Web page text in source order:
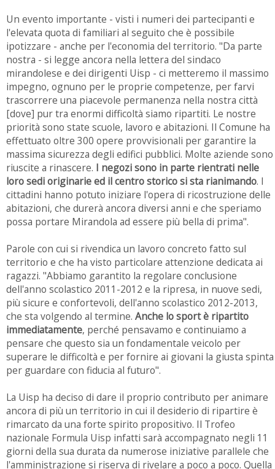
Un evento importante - visti i numeri dei partecipanti e
l'elevata quota di familiari al seguito che è possibile
ipotizzare - anche per l'economia del territorio. "Da parte
nostra - si legge ancora nella lettera del sindaco
mirandolese e dei dirigenti Uisp - ci metteremo il massimo
impegno, ognuno per le proprie competenze, per farvi
trascorrere una piacevole permanenza nella nostra città
[dove] pur tra enormi difficoltà siamo ripartiti. Le nostre
priorità sono state scuole, lavoro e abitazioni. Il Comune ha
effettuato oltre 300 opere provvisionali per garantire la
massima sicurezza degli edifici pubblici. Molte aziende sono
riuscite a rinascere. I negozi sono in parte rientrati nelle
loro sedi originarie ed il centro storico si sta rianimando. I
cittadini hanno potuto iniziare l'opera di ricostruzione delle
abitazioni, che durerà ancora diversi anni e che speriamo
possa portare Mirandola ad essere più bella di prima".
Parole con cui si rivendica un lavoro concreto fatto sul
territorio e che ha visto particolare attenzione dedicata ai
ragazzi. "Abbiamo garantito la regolare conclusione
dell'anno scolastico 2011-2012 e la ripresa, in nuove sedi,
più sicure e confortevoli, dell'anno scolastico 2012-2013,
che sta volgendo al termine. Anche lo sport è ripartito
immediatamente, perché pensavamo e continuiamo a
pensare che questo sia un fondamentale veicolo per
superare le difficoltà e per fornire ai giovani la giusta spinta
per guardare con fiducia al futuro".
La Uisp ha deciso di dare il proprio contributo per animare
ancora di più un territorio in cui il desiderio di ripartire è
rimarcato da una forte spirito propositivo. Il Trofeo
nazionale Formula Uisp infatti sarà accompagnato negli 11
giorni della sua durata da numerose iniziative parallele che
l'amministrazione si riserva di rivelare a poco a poco. Quella